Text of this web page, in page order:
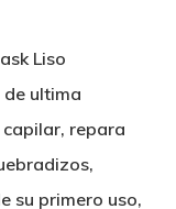
Liso
ultima
repara
su primero uso,